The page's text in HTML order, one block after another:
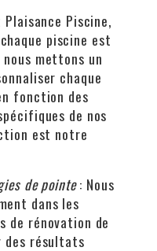
Plaisance Piscine,
piscine est
mettons un
chaque
fonction des
de nos
est notre
de pointe: Nous
dans les
de rénovation de
des résultats